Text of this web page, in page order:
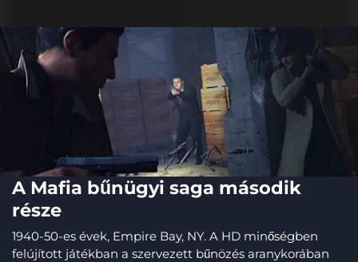
A Mafia bűnügyi saga második
része
1940-50-es évek, Empire Bay, NY. A HD minőségben
felújított játékban a szervezett bűnözés aranykorában